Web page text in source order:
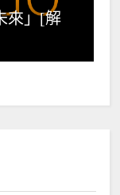
來」[解